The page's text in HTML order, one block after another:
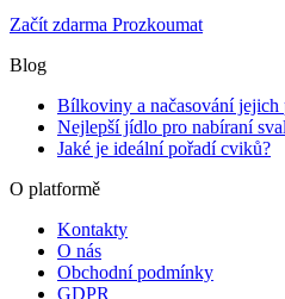
Začít zdarma Prozkoumat
Blog
Bílkoviny a načasování
Nejlepší jídlo pro nabíraní
Jaké je ideální pořadí cviků?
O platformě
Kontakty
O nás
Obchodní podmínky
GDPR